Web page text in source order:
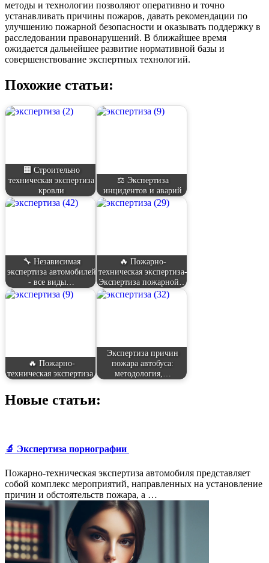
методы и технологии позволяют оперативно и точно
устанавливать причины пожаров, давать рекомендации по
улучшению пожарной безопасности и оказывать поддержку в
расследовании правонарушений. В ближайшее время
ожидается дальнейшее развитие нормативной базы и
совершенствование экспертных технологий.
Похожие статьи:
🟧 Строительно
техническая экспертиза
кровли
⚖️ Экспертиза
инцидентов и аварий
🔧 Независимая
экспертиза автомобилей
- все виды…
🔥 Пожарно-
техническая экспертиза-
Экспертиза пожарной…
🔥 Пожарно-
техническая экспертиза
Экспертиза причин
пожара автобуса:
методология,…
Новые статьи:
🔬 Экспертиза порнографии
Пожарно-техническая экспертиза автомобиля представляет
собой комплекс мероприятий, направленных на установление
причин и обстоятельств пожара, а …